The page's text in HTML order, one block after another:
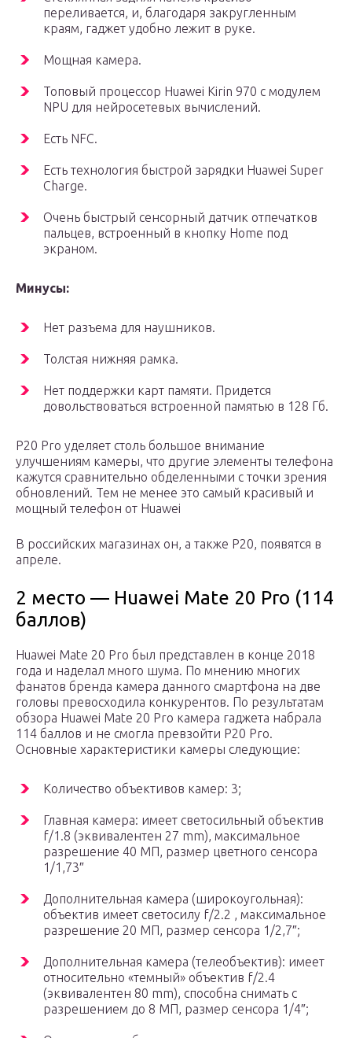
переливается, и, благодаря закругленным
краям, гаджет удобно лежит в руке.
Мощная камера.
Топовый процессор Huawei Kirin 970 с модулем
NPU для нейросетевых вычислений.
Есть NFC.
Есть технология быстрой зарядки Huawei Super
Charge.
Очень быстрый сенсорный датчик отпечатков
пальцев, встроенный в кнопку Home под
экраном.
Минусы:
Нет разъема для наушников.
Толстая нижняя рамка.
Нет поддержки карт памяти. Придется
довольствоваться встроенной памятью в 128 Гб.
P20 Pro уделяет столь большое внимание
улучшениям камеры, что другие элементы телефона
кажутся сравнительно обделенными с точки зрения
обновлений. Тем не менее это самый красивый и
мощный телефон от Huawei
В российских магазинах он, а также P20, появятся в
апреле.
2 место — Huawei Mate 20 Pro (114
баллов)
Huawei Mate 20 Pro был представлен в конце 2018
года и наделал много шума. По мнению многих
фанатов бренда камера данного смартфона на две
головы превосходила конкурентов. По результатам
обзора Huawei Mate 20 Pro камера гаджета набрала
114 баллов и не смогла превзойти P20 Pro.
Основные характеристики камеры следующие:
Количество объективов камер: 3;
Главная камера: имеет светосильный объектив
f/1.8 (эквивалентен 27 mm), максимальное
разрешение 40 МП, размер цветного сенсора
1/1,73″
Дополнительная камера (широкоугольная):
объектив имеет светосилу f/2.2 , максимальное
разрешение 20 МП, размер сенсора 1/2,7″;
Дополнительная камера (телеобъектив): имеет
относительно «темный» объектив f/2.4
(эквивалентен 80 mm), способна снимать с
разрешением до 8 МП, размер сенсора 1/4″;